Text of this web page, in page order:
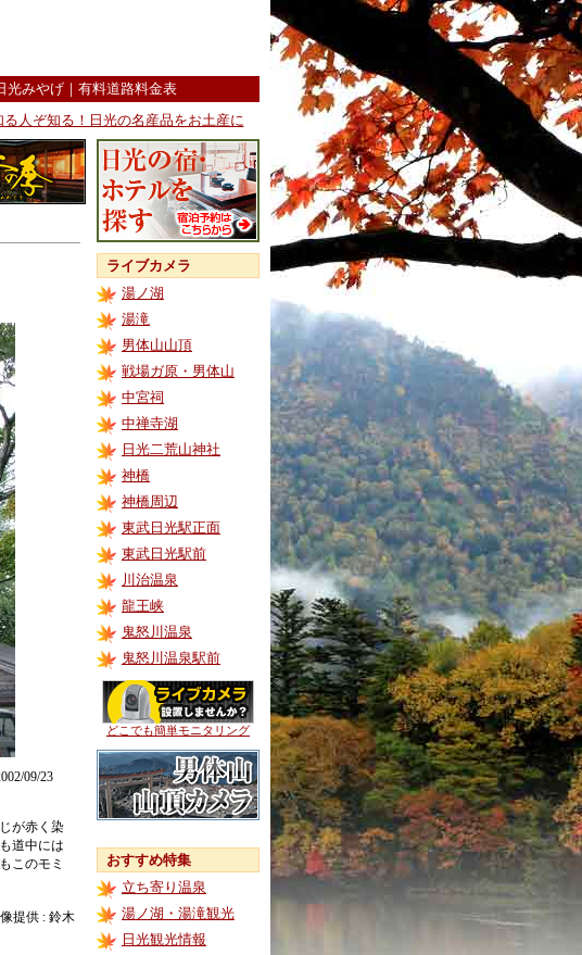
光みやげ ｜ 有料道路料金表
る人ぞ知る！日光の名産品をお土産に
09/23
が赤く染
道中には
このモミ
提供 : 鈴木
ライブカメラ
湯ノ湖
湯滝
男体山山頂
戦場ガ原・男体山
中宮祠
中禅寺湖
日光二荒山神社
神橋
神橋周辺
東武日光駅正面
東武日光駅前
川治温泉
龍王峡
鬼怒川温泉
鬼怒川温泉駅前
どこでも簡単モニタリング
おすすめ特集
立ち寄り温泉
湯ノ湖・湯滝観光
日光観光情報